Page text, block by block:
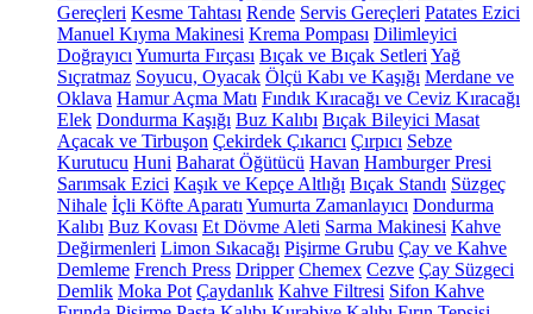
Gereçleri Kesme Tahtası Rende Servis Gereçleri Patates Ezici
Manuel Kıyma Makinesi Krema Pompası Dilimleyici
Doğrayıcı Yumurta Fırçası Bıçak ve Bıçak Setleri Yağ
Sıçratmaz Soyucu, Oyacak Ölçü Kabı ve Kaşığı Merdane ve
Oklava Hamur Açma Matı Fındık Kıracağı ve Ceviz Kıracağı
Elek Dondurma Kaşığı Buz Kalıbı Bıçak Bileyici Masat
Açacak ve Tirbuşon Çekirdek Çıkarıcı Çırpıcı Sebze
Kurutucu Huni Baharat Öğütücü Havan Hamburger Presi
Sarımsak Ezici Kaşık ve Kepçe Altlığı Bıçak Standı Süzgeç
Nihale İçli Köfte Aparatı Yumurta Zamanlayıcı Dondurma
Kalıbı Buz Kovası Et Dövme Aleti Sarma Makinesi Kahve
Değirmenleri Limon Sıkacağı Pişirme Grubu Çay ve Kahve
Demleme French Press Dripper Chemex Cezve Çay Süzgeci
Demlik Moka Pot Çaydanlık Kahve Filtresi Sifon Kahve